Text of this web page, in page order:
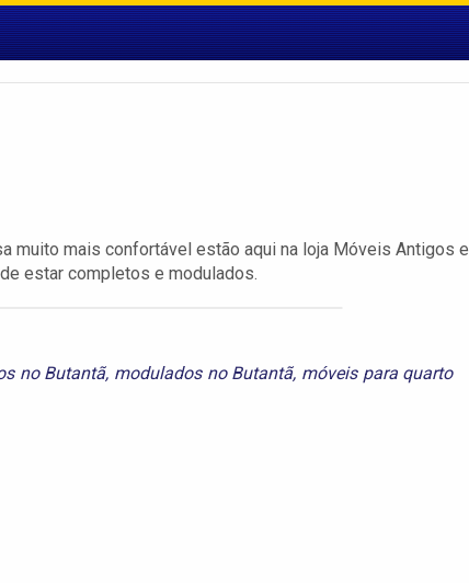
muito mais confortável estão aqui na loja Móveis Antigos e
estar completos e modulados.
no Butantã, modulados no Butantã, móveis para quarto